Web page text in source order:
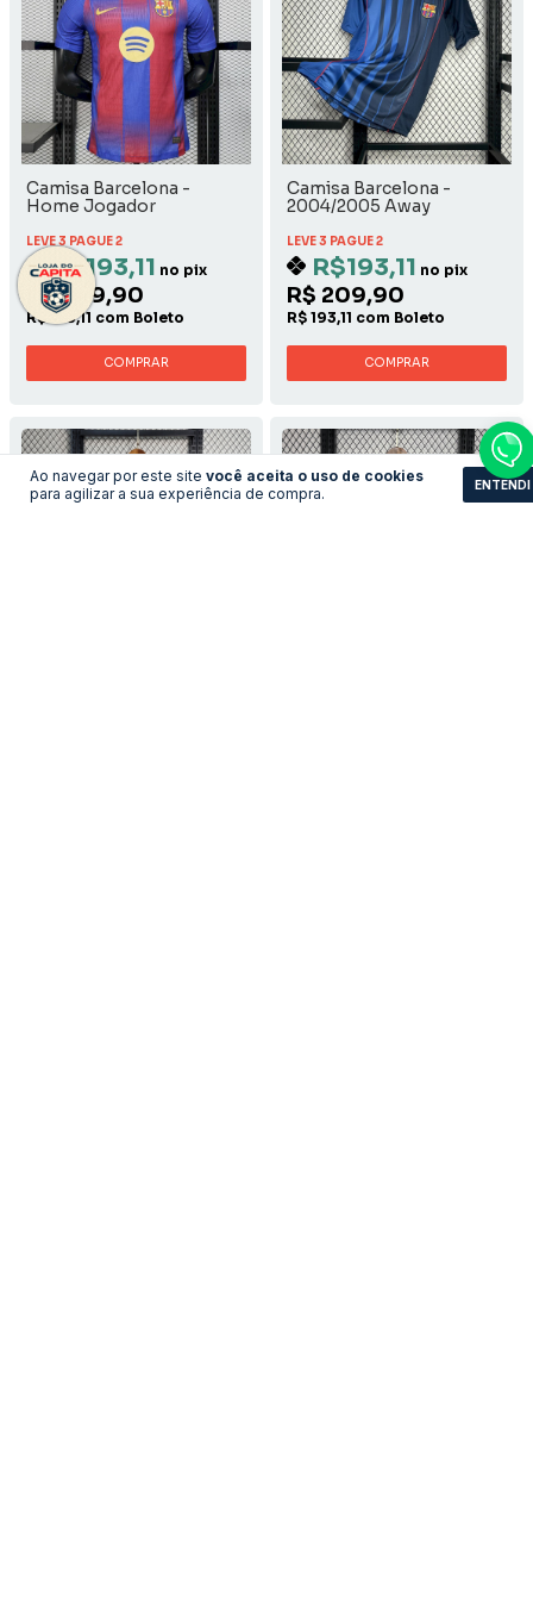
Ao navegar por este site você aceita o uso de cookies
para agilizar a sua experiência de compra.
ENTENDI
Camisa Barcelona -
Home Jogador
LEVE 3 PAGUE 2
R$193,11 no pix
R$ 209,90
R$ 193,11 com Boleto
COMPRAR
Camisa Barcelona -
2004/2005 Away
LEVE 3 PAGUE 2
R$193,11 no pix
R$ 209,90
R$ 193,11 com Boleto
COMPRAR